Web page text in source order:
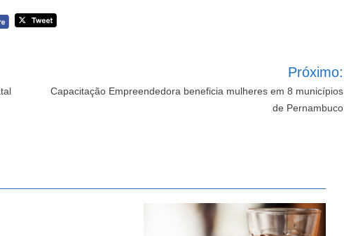
Próximo:
Capacitação Empreendedora beneficia mulheres em 8 municípios
de Pernambuco